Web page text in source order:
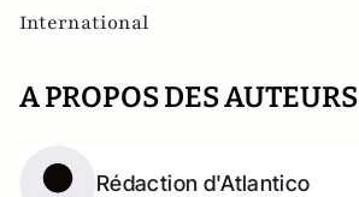
International
A PROPOS DES AUTEURS
Rédaction d'Atlantico